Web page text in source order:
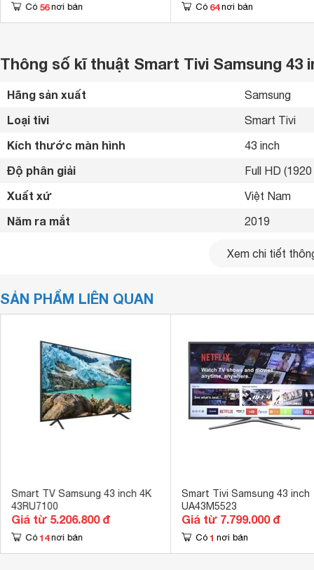
Có 56 nơi bán Có 64 nơi bán
Thông số kĩ thuật Smart Tivi Samsung 43
Hãng sản xuất Samsung
Loại tivi Smart Tivi
Kích thước màn hình 43 inch
Độ phân giải Full HD
Xuất xứ Việt Nam
Năm ra mắt 2019
Có (Loa,
Cổng HDMI
Cổng xuất âm thanh Cổng Optical
Cổng AV Có cổng
Hệ điều hành, giao diện Tizen OS
Ứng dụng có sẵn Youtube,
tính bảng
Remote thông minh Remote đa
Kết nối Bàn phím, chuột Có thể kết
Xem chi tiết
SẢN PHẨM LIÊN QUAN
Smart TV Samsung 43 inch 4K
43RU7100
Giá từ 5.206.800 đ
Có 14 nơi bán
Smart Tivi Samsung 43 inch
UA43M5523
Giá từ 7.799.000 đ
Có 1 nơi bán